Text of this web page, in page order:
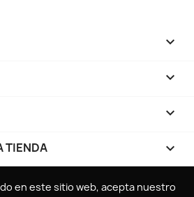
en este sitio web, acepta nuestro



TIENDA keyboard_arrow_down

en este sitio web, acepta nuestro